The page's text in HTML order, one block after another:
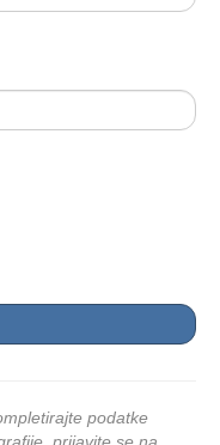
podatke